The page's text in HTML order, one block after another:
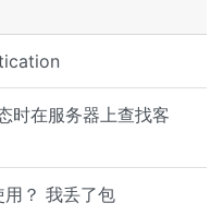
时在服务器上查找客
？ 我丢了包